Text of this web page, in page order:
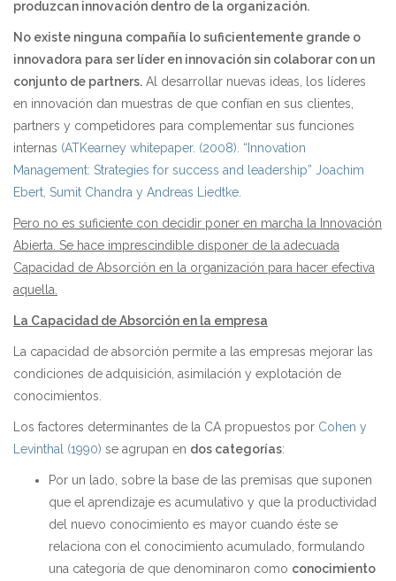
produzcan innovación dentro de la organización.
No existe ninguna compañía lo suficientemente grande o
innovadora para ser líder en innovación sin colaborar con un
conjunto de partners. Al desarrollar nuevas ideas, los líderes
en innovación dan muestras de que confían en sus clientes,
partners y competidores para complementar sus funciones
internas (ATKearney whitepaper. (2008). “Innovation
Management: Strategies for success and leadership” Joachim
Ebert, Sumit Chandra y Andreas Liedtke
Pero no es suficiente con decidir poner en marcha la Innovación
Abierta. Se hace imprescindible disponer de la adecuada
Capacidad de Absorción en la organización para hacer efectiva
aquella.
La Capacidad de Absorción en la empresa
La capacidad de absorción permite a las empresas mejorar las
condiciones de adquisición, asimilación y explotación de
conocimientos.
Los factores determinantes de la CA propuestos por Cohen y
Levinthal (1990) se agrupan en dos categorías:
Por un lado, sobre la base de las premisas que suponen
que el aprendizaje es acumulativo y que la productividad
del nuevo conocimiento es mayor cuando éste se
relaciona con el conocimiento acumulado, formulando
una categoría de que denominaron como conocimiento